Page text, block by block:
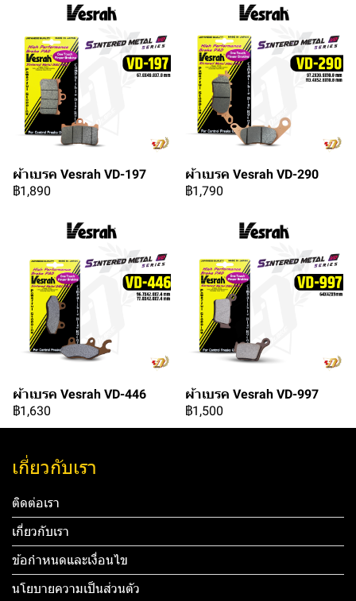
ผ้าเบรค Vesrah VD-197
฿1,890
ผ้าเบรค Vesrah VD-290
฿1,790
ผ้าเบรค Vesrah VD-446
฿1,630
ผ้าเบรค Vesrah VD-997
฿1,500
เกี่ยวกับเรา
ติดต่อเรา
เกี่ยวกับเรา
ข้อกำหนดและเงื่อนไข
นโยบายความเป็นส่วนตัว